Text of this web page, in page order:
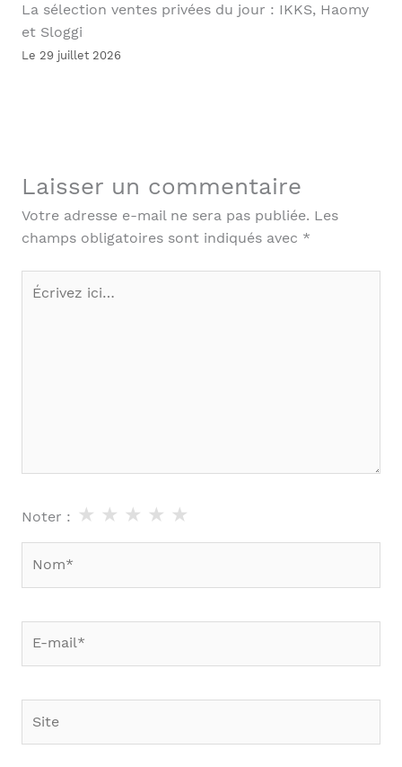
La sélection ventes privées du jour : IKKS, Haomy
et Sloggi
Le 29 juillet 2026
Laisser un commentaire
Votre adresse e-mail ne sera pas publiée. Les
champs obligatoires sont indiqués avec *
Écrivez
ici…
Noter : ★
★
★
★
★